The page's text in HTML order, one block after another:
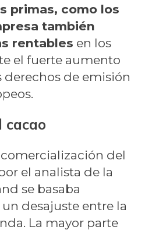
primas, como los
también
rentables en los
el fuerte aumento
derechos de emisión
del
el analista de la
se basaba
desajuste entre la
La mayor parte